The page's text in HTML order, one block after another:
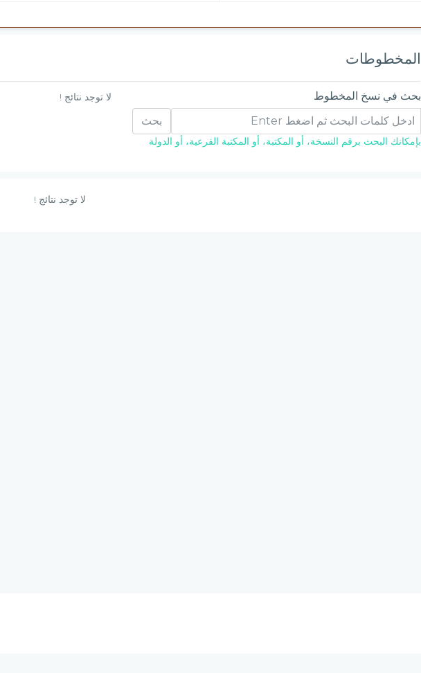
المخطوطات
بحث في نسخ المخطوط
بحث
بإمكانك البحث برقم النسخة، أو المكتبة، أو المكتبة الفرعية، أو الدولة
لا توجد نتائج !
لا توجد نتائج !